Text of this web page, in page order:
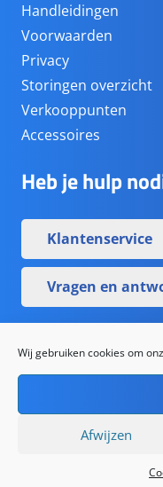
Wij gebruiken cookies om
Afwijzen
Handleidingen
Voorwaarden
Privacy
Storingen overzicht
Verkooppunten
Accessoires
Heb je hulp
Klantenservice
Vragen en
Sociale media
De waardering van